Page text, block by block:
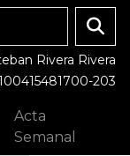
Rivera Rivera
203
Acta
Semanal